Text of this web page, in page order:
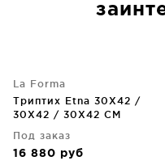
La Forma
Триптих Etna 30X42 /
30X42 / 30X42 CM
Под заказ
16 880 руб